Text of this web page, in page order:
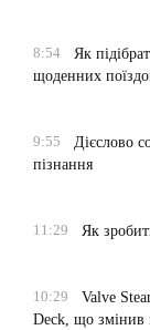
8:54
Як
щоденних
9:55
Дієслово
пізнання
11:29
Як
10:29
Valve
Deck, що змінив